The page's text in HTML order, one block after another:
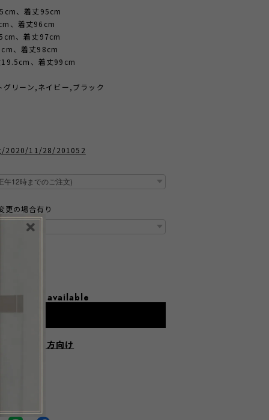
、着丈95cm
、着丈96cm
、着丈97cm
、着丈98cm
、着丈99cm
リーン,ネイビー,ブラック
2020/11/28/201052
更の場合有り
shipping available
to cart
住まいの方向け